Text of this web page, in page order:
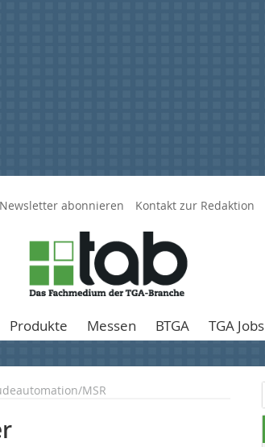
Newsletter abonnieren Kontakt zur Redaktion
Produkte Messen BTGA TGA Jobs
MSR